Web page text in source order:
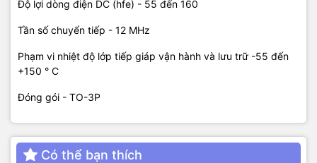
Độ lợi dòng điện DC (hfe) - 55 đến 160
Tần số chuyển tiếp - 12 MHz
Phạm vi nhiệt độ lớp tiếp giáp vận hành và lưu trữ -55 đến
+150 ° C
Đóng gói - TO-3P
Có thể bạn thích